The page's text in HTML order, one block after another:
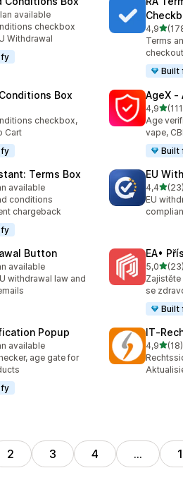
506
available
checkbox
Withdrawal
4,9z 5
Celkový
Terms
Built
Box
359
checkbox,
Cart
AgeX
4,9z 5
Celkový
Age
vape,
Built
Terms Box
39
available
conditions
chargeback
EU
4,4z 5(23)
Celkový
EU
Button
43
available
withdrawal law and
EA•
5,0z 5(23)
Celkový
se
Built
Popup
40
available
age gate for
4,9z 5(18)
Celkový
2 3 4 …